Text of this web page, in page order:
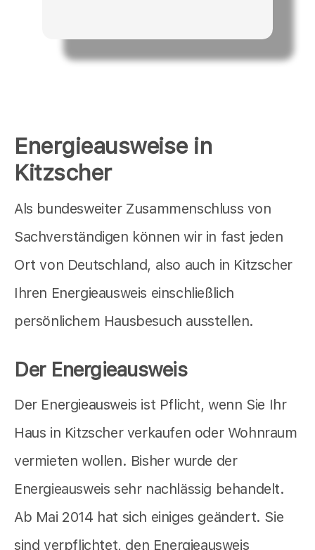
Energieausweise in
Kitzscher
Als bundesweiter Zusammenschluss von
Sachverständigen können wir in fast jeden
Ort von Deutschland, also auch in Kitzscher
Ihren Energieausweis einschließlich
persönlichem Hausbesuch ausstellen.
Der Energieausweis
Der Energieausweis ist Pflicht, wenn Sie Ihr
Haus in Kitzscher verkaufen oder Wohnraum
vermieten wollen. Bisher wurde der
Energieausweis sehr nachlässig behandelt.
Ab Mai 2014 hat sich einiges geändert. Sie
sind verpflichtet, den Energieausweis